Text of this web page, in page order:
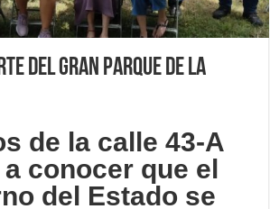
del Gran Parque de La
de la calle 43-A
conocer que el
del Estado se